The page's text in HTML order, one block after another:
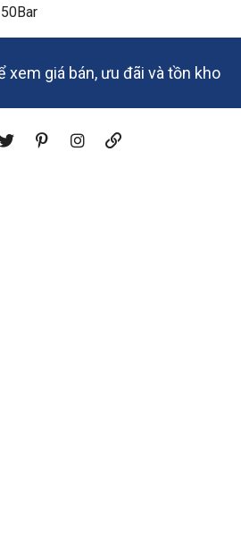
xem giá bán, ưu đãi và tồn kho